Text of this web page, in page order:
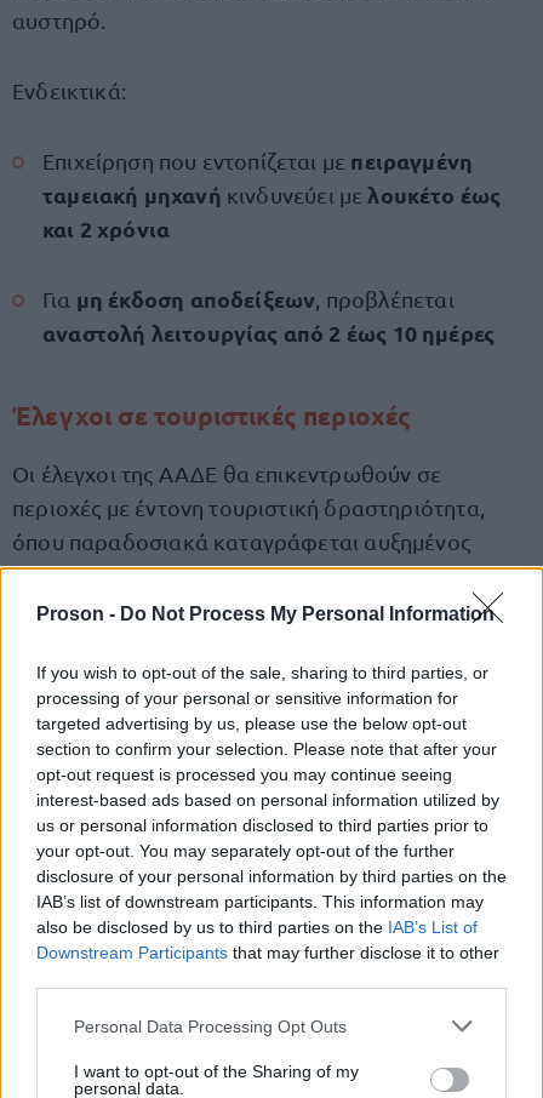
Proson - Do Not Process My Personal Information
If you wish to opt-out of the sale, sharing to third parties, or
processing of your personal or sensitive information for
targeted advertising by us, please use the below opt-out
section to confirm your selection. Please note that after your
opt-out request is processed you may continue seeing
interest-based ads based on personal information utilized by
us or personal information disclosed to third parties prior to
your opt-out. You may separately opt-out of the further
disclosure of your personal information by third parties on the
IAB’s list of downstream participants. This information may
also be disclosed by us to third parties on the IAB’s List of
Downstream Participants that may further disclose it to other
Please note that this website/app uses one or more Google
not limited to your visit or usage behaviour. You may click to
Personal Data Processing Opt Outs
I want to opt-out of the Sharing of my
personal data.
αυστηρό.
Ενδεικτικά:
Επιχείρηση που εντοπίζεται με πειραγμένη
ταμειακή μηχανή κινδυνεύει μελουκέτο έως
και 2 χρόνια
Για μη έκδοση αποδείξεων , προβλέπεται
αναστολή λειτουργίας από 2 έως 10 ημέρες
Έλεγχοι σε τουριστικές περιοχές
Οι έλεγχοι της ΑΑΔΕ θα επικεντρωθούν σε
περιοχές με έντονη τουριστική δραστηριότητα,
όπου παραδοσιακά καταγράφεται αυξημένος
τζίρος αλλά και αυξημένα φαινόμενα
φοροδιαφυγής.
Στόχος είναι η ενίσχυση τηςφορολογικής
συμμόρφωσηςκαι η διασφάλιση ίσων όρων
ανταγωνισμού μεταξύ των επιχειρήσεων.
Στόχος η συμμόρφωση και η προστασία
των ελεγκτών
Η ΑΑΔΕ επισημαίνει ότι οι έλεγχοι θα είναι
εντατικοί και στοχευμένοι, ενώ δίνεται ιδιαίτερη
βαρύτητα στην προστασία των υπαλλήλων που
τους διενεργούν.